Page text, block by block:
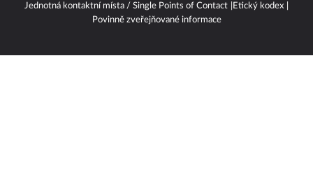
Jednotná kontaktní místa / Single Points of Contact
Etický kodex
Povinně zveřejňované informace